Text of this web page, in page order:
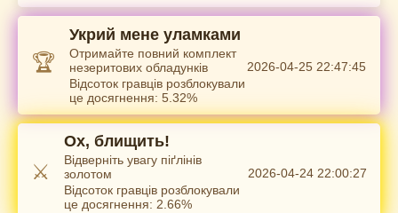
🏆
Укрий мене уламками
Отримайте повний комплект
незеритових обладунків
Відсоток гравців розблокували
це досягнення: 5.32%
2026-04-25 22:47:45
⚔️
Ох, блищить!
Відверніть увагу піґлінів
золотом
Відсоток гравців розблокували
це досягнення: 2.66%
2026-04-24 22:00:27